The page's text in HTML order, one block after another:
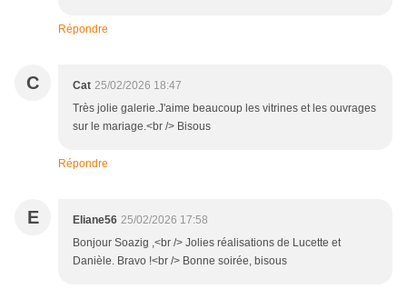
Répondre
C Cat 25/02/2026 18:47
Très jolie galerie.J'aime beaucoup les vitrines et les ouvrages
sur le mariage.<br /> Bisous
Répondre
E Eliane56 25/02/2026 17:58
Bonjour Soazig ,<br /> Jolies réalisations de Lucette et
Danièle. Bravo !<br /> Bonne soirée, bisous